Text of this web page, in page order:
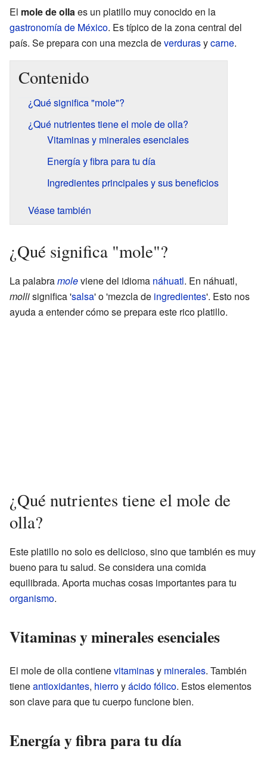
El mole de ollaes un platillo muy conocido en la
gastronomía de México. Es típico de la zona central del
país. Se prepara con una mezcla deverdurasycarne.
Contenido
¿Qué significa "mole"?
¿Qué nutrientes tiene el mole de olla?
Vitaminas y minerales esenciales
Energía y fibra para tu día
Ingredientes principales y sus beneficios
Véase también
¿Qué significa "mole"?
La palabramoleviene del idioma náhuatl. En náhuatl,
mollisignifica 'salsa' o 'mezcla de ingredientes'. Esto nos
ayuda a entender cómo se prepara este rico platillo.
¿Qué nutrientes tiene el mole de
olla?
Este platillo no solo es delicioso, sino que también es muy
bueno para tu salud. Se considera una comida
equilibrada. Aporta muchas cosas importantes para tu
organismo.
Vitaminas y minerales esenciales
El mole de olla contienevitaminasy minerales. También
tieneantioxidantes, hierroyácido fólico. Estos elementos
son clave para que tu cuerpo funcione bien.
Energía y fibra para tu día